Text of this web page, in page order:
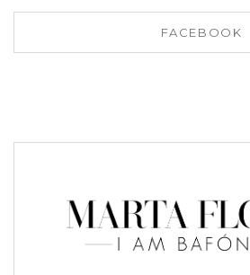
FACEBOOK